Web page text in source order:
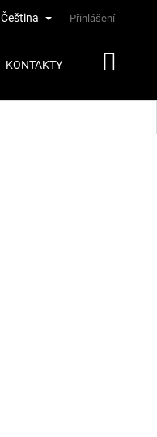
Čeština Přihlášení
KONTAKTY